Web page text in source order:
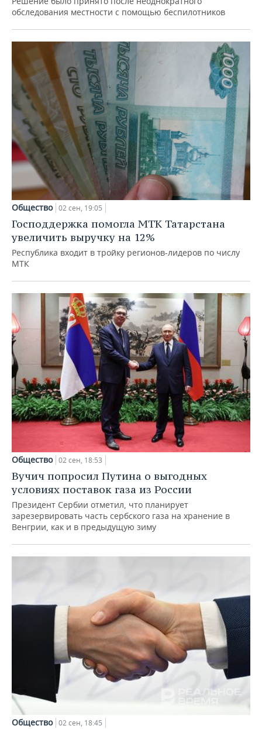
обследования местности с помощью беспилотников
Общество 02 сен, 19:05
Господдержка помогла МТК Татарстана
увеличить выручку на 12%
Республика входит в тройку регионов-лидеров по числу
МТК
Общество 02 сен, 18:53
Вучич попросил Путина о выгодных
условиях поставок газа из России
Президент Сербии отметил, что планирует
зарезервировать часть сербского газа на хранение в
Венгрии, как и в предыдущую зиму
Общество 02 сен, 18:45